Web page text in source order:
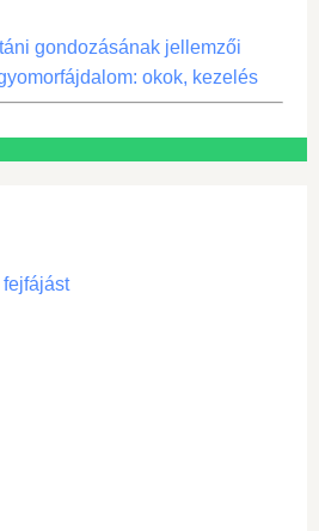
gondozásának jellemzői
okok, kezelés